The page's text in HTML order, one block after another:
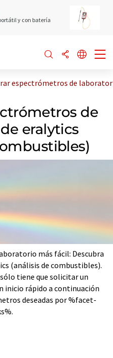
y con batería
espectrómetros de
de
eralytics
más fácil: Descubra
(análisis de combustibles).
tiene que solicitar un
inicio rápido a continuación
deseadas por %facet-